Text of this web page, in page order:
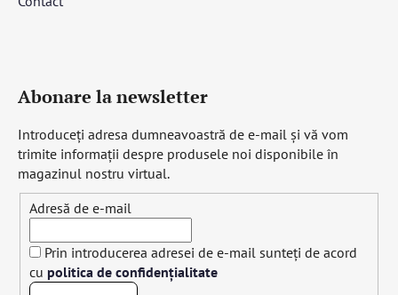
Abonare la newsletter
Introduceţi adresa dumneavoastră de e-mail şi vă vom
trimite informaţii despre produsele noi disponibile în
magazinul nostru virtual.
Adresă de e-mail
Prin introducerea adresei de e-mail sunteți de acord
cu politica de confidențialitate